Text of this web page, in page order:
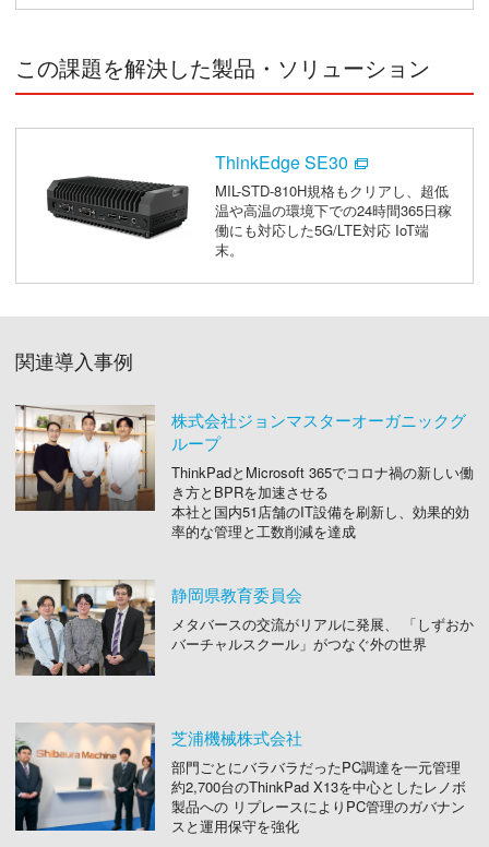
この課題を解決した製品・ソリューション
ThinkEdge SE30
MIL-STD-810H規格もクリアし、超低
温や高温の環境下での24時間365日稼
働にも対応した5G/LTE対応 IoT端
末。
関連導入事例
株式会社ジョンマスターオーガニックグ
ループ
ThinkPadとMicrosoft 365でコロナ禍の新しい働
き方とBPRを加速させる
本社と国内51店舗のIT設備を刷新し、効果的効
率的な管理と工数削減を達成
静岡県教育委員会
メタバースの交流がリアルに発展、 「しずおか
バーチャルスクール」がつなぐ外の世界
芝浦機械株式会社
部門ごとにバラバラだったPC調達を一元管理
約2,700台のThinkPad X13を中心としたレノボ
製品への リプレースによりPC管理のガバナン
スと運用保守を強化